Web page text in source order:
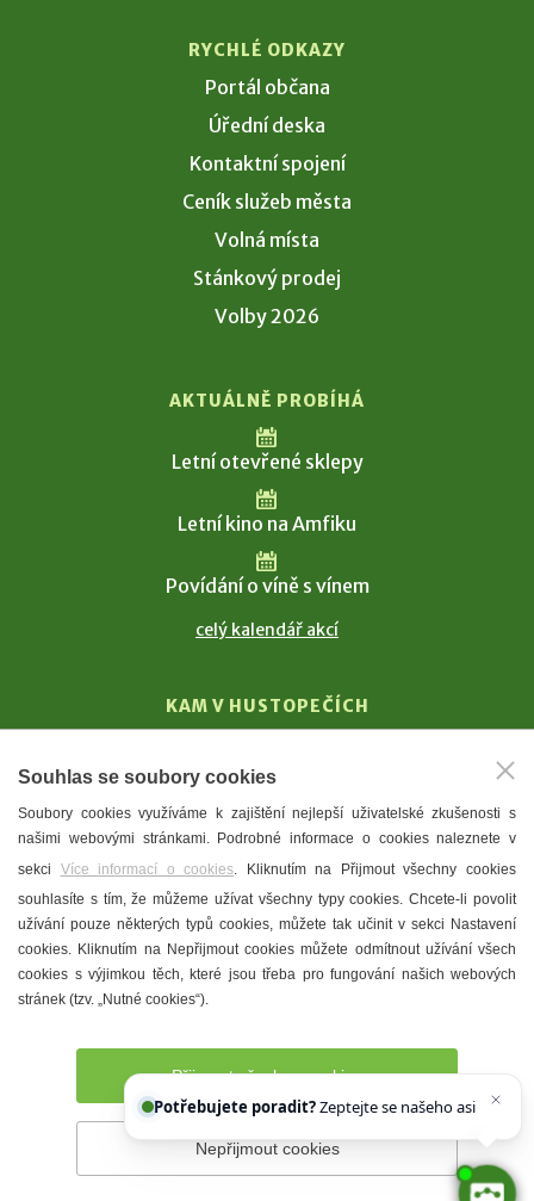
RYCHLÉ ODKAZY
Portál občana
Úřední deska
Kontaktní spojení
Ceník služeb města
Volná místa
Stánkový prodej
Volby 2026
AKTUÁLNĚ PROBÍHÁ
Letní otevřené sklepy
Letní kino na Amfiku
Povídání o víně s vínem
celý kalendář akcí
KAM V HUSTOPEČÍCH
T. G. Masaryk
Mandloně
Ubytování
Restaurace
Městské muzeum a galerie
Denní meníčka
Prohlášení o přístupnosti Správce webu
Souhlas se soubory cookies
Soubory cookies využíváme k zajištění nejlepší uživatelské zkušenosti s
našimi webovými stránkami. Podrobné informace o cookies naleznete v
sekci Více informací o cookies. Kliknutím na Přijmout všechny cookies
souhlasíte s tím, že můžeme užívat všechny typy cookies. Chcete-li povolit
užívání pouze některých typů cookies, můžete tak učinit v sekci Nastavení
cookies. Kliknutím na Nepřijmout cookies můžete odmítnout užívání všech
cookies s výjimkou těch, které jsou třeba pro fungování našich webových
stránek (tzv. „Nutné cookies“).
Přijmout všechny cookies
Nepřijmout cookies
Potřebujete poradit?
Chettyho.